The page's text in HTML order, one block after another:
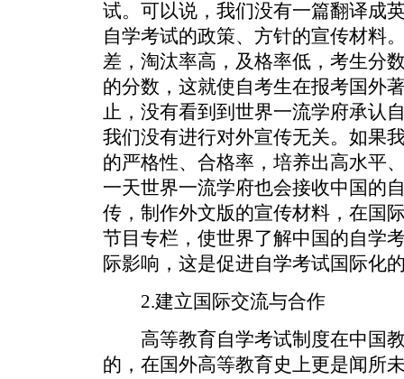
试。可以说，我们没有一篇翻译成
自学考试的政策、方针的宣传材料
差，淘汰率高，及格率低，考生分
的分数，这就使自考生在报考国外
止，没有看到到世界一流学府承认
我们没有进行对外宣传无关。如果
的严格性、合格率，培养出高水平
一天世界一流学府也会接收中国的
传，制作外文版的宣传材料，在国
节目专栏，使世界了解中国的自学
际影响，这是促进自学考试国际化
2.建立国际交流与合作
高等教育自学考试制度在中国教
的，在国外高等教育史上更是闻所